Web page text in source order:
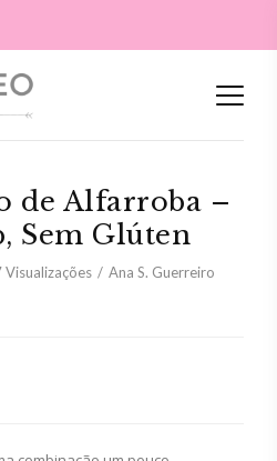
de Alfarroba –
Sem Glúten
Visualizações Ana S. Guerreiro